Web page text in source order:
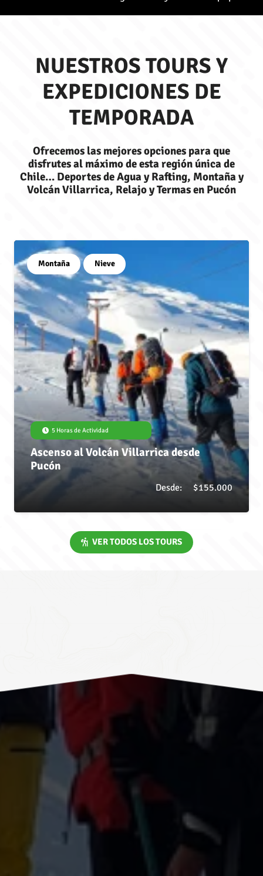
NUESTROS TOURS Y
EXPEDICIONES DE
TEMPORADA
Ofrecemos las mejores opciones para que
disfrutes al máximo de esta región única de
Chile… Deportes de Agua y Rafting, Montaña y
Volcán Villarrica, Relajo y Termas en Pucón
Montaña Nieve
5 Horas de Actividad
Ascenso al Volcán Villarrica desde
Pucón
Desde: $155.000
VER TODOS LOS TOURS